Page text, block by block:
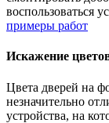
воспользоваться
примеры работ
Искажение
Цвета дверей на
незначительно
устройства, на